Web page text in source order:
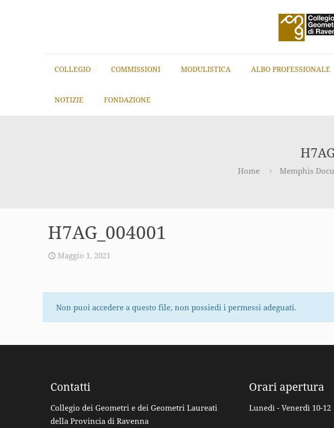
COLLEGIO COMMISSIONI MODULISTICA ALBO PROFESSIONALE
NOTIZIE FONDAZIONE
Home Memphis
H7AG_004001
Maggio 1, 2021
Non puoi accedere a questo file, non possiedi i permessi adeguati.
Contatti
Collegio dei Geometri e dei Geometri Laureati
della Provincia di Ravenna
Orari apertura
Lunedì - Venerdì 10-12